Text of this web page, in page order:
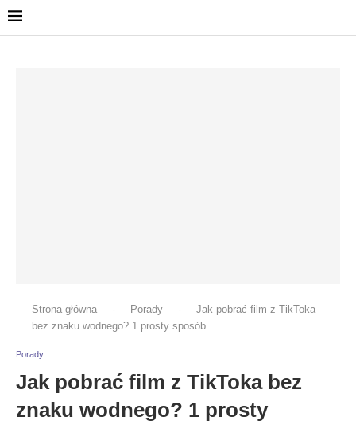
Strona główna - Porady -
Jak pobrać film z TikToka
bez znaku wodnego? 1 prosty sposób
Porady
Jak pobrać film z TikToka bez
znaku wodnego? 1 prosty